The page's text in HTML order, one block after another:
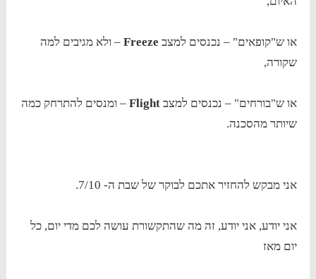
או ש"קופאים" – נכנסים למצב Freeze – ולא מגיבים למה
שקורה,
או ש"בורחים" – נכנסים למצבFlight – ומנסים להתרחק כמה
שיותר מהסכנה.
אני מבקש להחזיר אתכם לבוקר של שבת ה- 7/10.
אני יודע, אני יודע, זה מה שהתקשורת עושה לכם מדי יום, כל
יום מאז